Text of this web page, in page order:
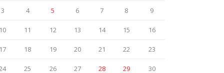
3 4 5 6 7 8 9
11 12 13 14 15 16
18 19 20 21 22 23
25 26 27 28 29 30